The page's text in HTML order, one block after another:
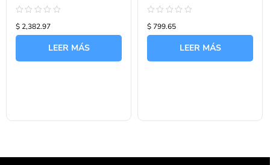
con
0
$ 2,382.97
LEER MÁS
con
0
$ 799.65
LEER MÁS